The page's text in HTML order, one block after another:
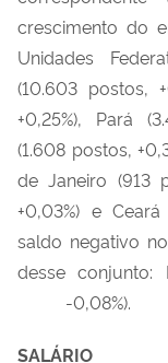
crescimento do
Unidades
(10.603 postos,
+0,25%), Pará
(1.608 postos,
de Janeiro (913
+0,03%) e
saldo negativo
desse conjunto:
-0,08%).
SALÁRIO